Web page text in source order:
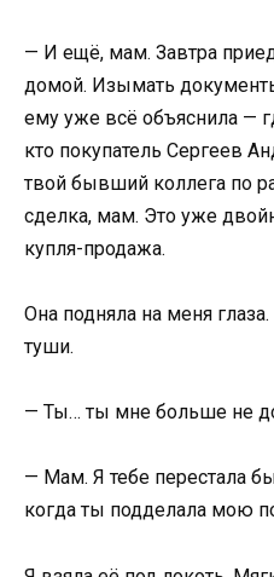
— И ещё, мам. Завтра
домой. Изымать
ему уже всё объяснила —
кто покупатель Сергеев
твой бывший коллега по
сделка, мам. Это уже
купля-продажа.
Она подняла на меня
туши.
— Ты… ты мне больше не
— Мам. Я тебе перестала
когда ты подделала мою